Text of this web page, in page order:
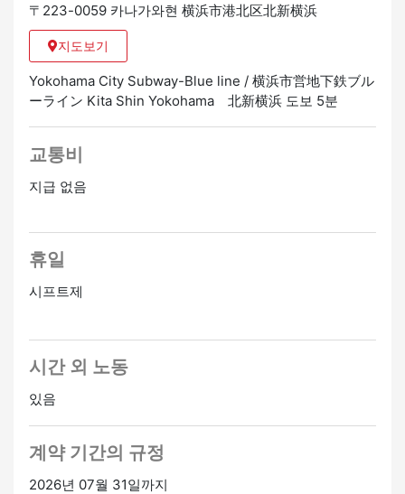
〒223-0059 카나가와현 横浜市港北区北新横浜
지도보기
Yokohama City Subway-Blue line / 横浜市営地下鉄ブル
ーライン Kita Shin Yokohama 北新横浜 도보 5분
교통비
지급 없음
휴일
시프트제
시간 외 노동
있음
계약 기간의 규정
2026년 07월 31일까지